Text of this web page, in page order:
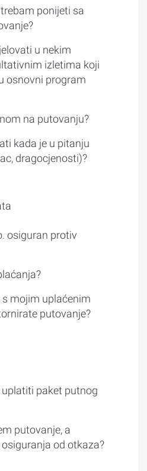
ponijeti sa
u nekim
izletima koji
osnovni program
na putovanju?
kada je u pitanju
dragocjenosti)?
osiguran protiv
s mojim uplaćenim
putovanje?
paket putnog
putovanje, a
od otkaza?